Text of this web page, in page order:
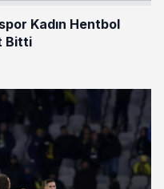
Kadın Hentbol
Bitti